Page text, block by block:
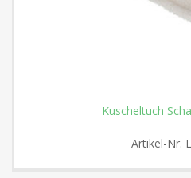
Kuscheltuch
Artikel-Nr.